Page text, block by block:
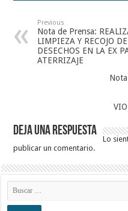
Previous
Nota de Prensa:
LIMPIEZA Y RECOJO DE
DESECHOS EN LA EX
ATERRIZAJE
Deja una respuesta
Lo
publicar un comentario.